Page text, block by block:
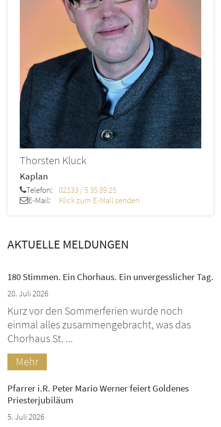
Thorsten Kluck
Kaplan
Telefon: 02133 / 5 35 89 25
E-Mail:
Klick zum E-Mail senden
AKTUELLE MELDUNGEN
180 Stimmen. Ein Chorhaus. Ein unvergesslicher Tag.
20. Juli 2026
Kurz vor den Sommerferien wurde noch
einmal alles zusammengebracht, was das
Chorhaus St. ...
Mehr
Pfarrer i.R. Peter Mario Werner feiert Goldenes
Priesterjubiläum
5. Juli 2026